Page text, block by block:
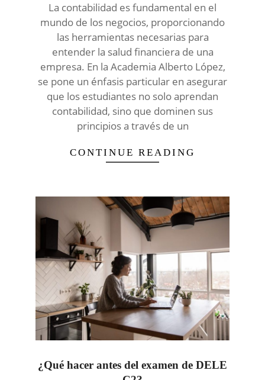
La contabilidad es fundamental en el
mundo de los negocios, proporcionando
las herramientas necesarias para
entender la salud financiera de una
empresa. En la Academia Alberto López,
se pone un énfasis particular en asegurar
que los estudiantes no solo aprendan
contabilidad, sino que dominen sus
principios a través de un
CONTINUE READING
¿Qué hacer antes del examen de DELE